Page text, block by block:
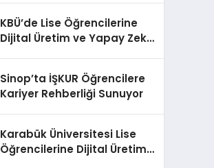
KBÜ’de Lise Öğrencilerine
Dijital Üretim ve Yapay Zeka
Sinop’ta İŞKUR Öğrencilere
Kariyer Rehberliği Sunuyor
Karabük Üniversitesi Lise
Öğrencilerine Dijital Üretim